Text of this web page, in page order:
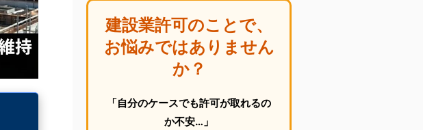
建設業許可のことで、
お悩みではありません
か？
「自分のケースでも許可が取れるの
か不安…」